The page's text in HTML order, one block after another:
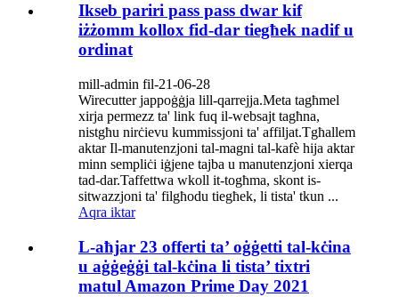
Ikseb pariri pass pass dwar kif
iżżomm kollox fid-dar tiegħek nadif u
ordinat
mill-admin fil-21-06-28
Wirecutter jappoġġja lill-qarrejja.Meta tagħmel
xirja permezz ta' link fuq il-websajt tagħna,
nistgħu nirċievu kummissjoni ta' affiljat.Tgħallem
aktar Il-manutenzjoni tal-magni tal-kafè hija aktar
minn sempliċi iġjene tajba u manutenzjoni xierqa
tad-dar.Taffettwa wkoll it-togħma, skont is-
sitwazzjoni ta' filgħodu tiegħek, li tista' tkun ...
Aqra iktar
L-aħjar 23 offerti ta’ oġġetti tal-kċina
u aġġeġġi tal-kċina li tista’ tixtri
matul Amazon Prime Day 2021